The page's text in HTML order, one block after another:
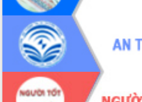
Tháo gỡ những vướng mắc, đẩy mạnh
công tác cải cách thủ tục hành chính
tại Trung tâm Phục vụ hành chính
công tỉnh
Đắk Lắk: Tôn vinh 46 giải pháp tại Hội
thi Sáng tạo Kỹ thuật 2024 - 2025
Đắk Lắk rà soát, điều chỉnh Đề án 190
về phát triển nuôi trồng thủy sản